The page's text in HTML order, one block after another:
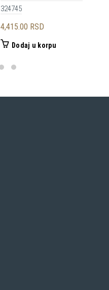
324745
4,415.00 RSD
Dodaj u korpu